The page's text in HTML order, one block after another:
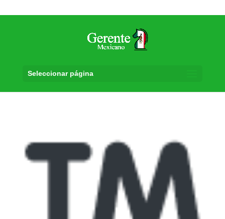
Seleccionar página